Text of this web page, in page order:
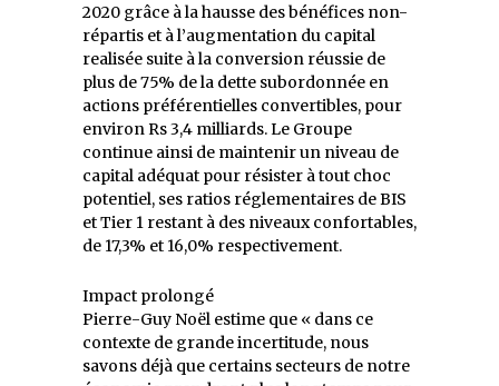
2020 grâce à la hausse des bénéfices non-
répartis et à l’augmentation du capital
realisée suite à la conversion réussie de
plus de 75% de la dette subordonnée en
actions préférentielles convertibles, pour
environ Rs 3,4 milliards. Le Groupe
continue ainsi de maintenir un niveau de
capital adéquat pour résister à tout choc
potentiel, ses ratios réglementaires de BIS
et Tier 1 restant à des niveaux confortables,
de 17,3% et 16,0% respectivement.
Impact prolongé
Pierre-Guy Noël estime que « dans ce
contexte de grande incertitude, nous
savons déjà que certains secteurs de notre